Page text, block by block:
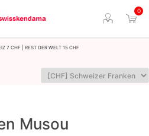
0
7 CHF | Rest der Welt 15 CHF
Musou